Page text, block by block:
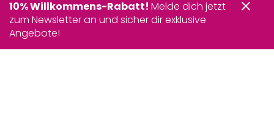
10% Willkommens-Rabatt! Melde dich jetzt
zum Newsletter an und sicher dir exklusive
Angebote!